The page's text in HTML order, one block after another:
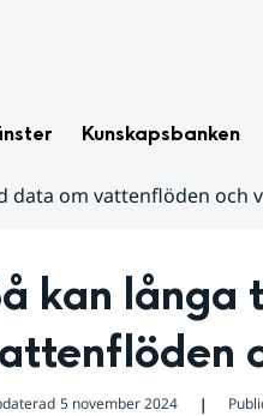
Kunskapsbanken
data om vattenflöden och
kan långa
5 november 2024 ❘